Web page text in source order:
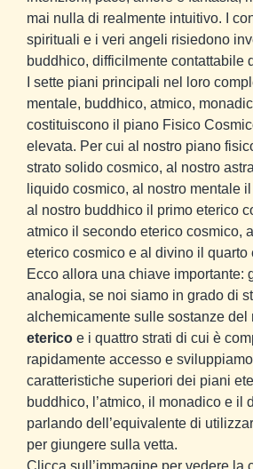
mai nulla di realmente intuitivo. I
spirituali e i veri angeli risiedono
buddhico, difficilmente contattabile
I sette piani principali nel loro
mentale, buddhico, atmico,
costituiscono il piano Fisico
elevata. Per cui al nostro piano
strato solido cosmico, al nostro
liquido cosmico, al nostro mentale
al nostro buddhico il primo eterico
atmico il secondo eterico cosmico,
eterico cosmico e al divino il quarto
Ecco allora una chiave importante:
analogia, se noi siamo in grado di
alchemicamente sulle sostanze del
eterico e i quattro strati di cui è
rapidamente accesso e
caratteristiche superiori dei piani
buddhico, l’atmico, il monadico e il
parlando dell’equivalente di
per giungere sulla vetta.
Clicca sull’immagine per vedere la